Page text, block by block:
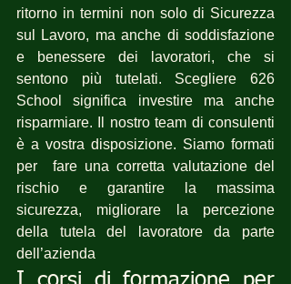
ritorno in termini non solo di Sicurezza
sul Lavoro, ma anche di soddisfazione
e benessere dei lavoratori, che si
sentono più tutelati. Scegliere 626
School significa investire ma anche
risparmiare. Il nostro team di consulenti
è a vostra disposizione. Siamo formati
per  fare una corretta valutazione del
rischio e garantire la massima
sicurezza, migliorare la percezione
della tutela del lavoratore da parte
dell’azienda